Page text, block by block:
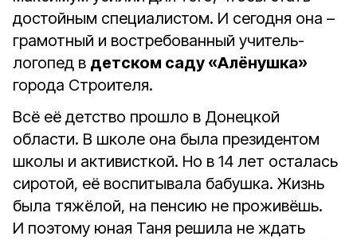
достойным специалистом. И сегодня она –
грамотный и востребованный учитель-
логопед в детском саду «Алёнушка»
города Строителя.
Всё её детство прошло в Донецкой
области. В школе она была президентом
школы и активисткой. Но в 14 лет осталась
сиротой, её воспитывала бабушка. Жизнь
была тяжёлой, на пенсию не проживёшь.
И поэтому юная Таня решила не ждать